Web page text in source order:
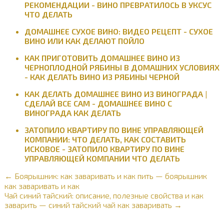
РЕКОМЕНДАЦИИ - ВИНО ПРЕВРАТИЛОСЬ В УКСУС
ЧТО ДЕЛАТЬ
ДОМАШНЕЕ СУХОЕ ВИНО: ВИДЕО РЕЦЕПТ - СУХОЕ
ВИНО ИЛИ КАК ДЕЛАЮТ ПОЙЛО
КАК ПРИГОТОВИТЬ ДОМАШНЕЕ ВИНО ИЗ
ЧЕРНОПЛОДНОЙ РЯБИНЫ В ДОМАШНИХ УСЛОВИЯХ
- КАК ДЕЛАТЬ ВИНО ИЗ РЯБИНЫ ЧЕРНОЙ
КАК ДЕЛАТЬ ДОМАШНЕЕ ВИНО ИЗ ВИНОГРАДА |
СДЕЛАЙ ВСЕ САМ - ДОМАШНЕЕ ВИНО С
ВИНОГРАДА КАК ДЕЛАТЬ
ЗАТОПИЛО КВАРТИРУ ПО ВИНЕ УПРАВЛЯЮЩЕЙ
КОМПАНИИ: ЧТО ДЕЛАТЬ, КАК СОСТАВИТЬ
ИСКОВОЕ - ЗАТОПИЛО КВАРТИРУ ПО ВИНЕ
УПРАВЛЯЮЩЕЙ КОМПАНИИ ЧТО ДЕЛАТЬ
← Боярышник: как заваривать и как пить — боярышник
как заваривать и как
Чай синий тайский: описание, полезные свойства и как
заварить — синий тайский чай как заваривать →